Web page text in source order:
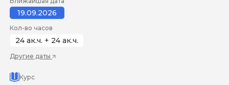
19.09.2026
Кол-во часов
24 ак.ч. + 24 ак.ч.
Другие даты
Курс